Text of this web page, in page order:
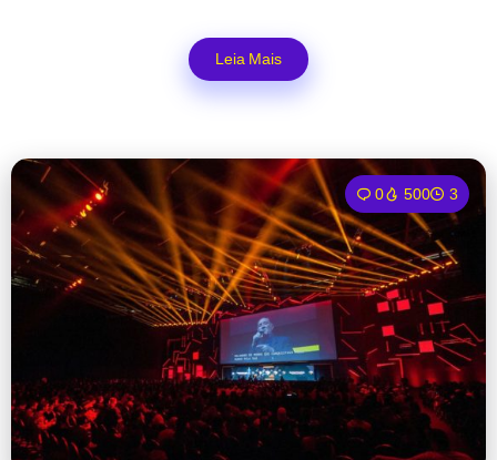
Leia Mais
0 500 3